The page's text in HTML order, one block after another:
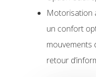
Motorisation
un confort
mouvements
retour